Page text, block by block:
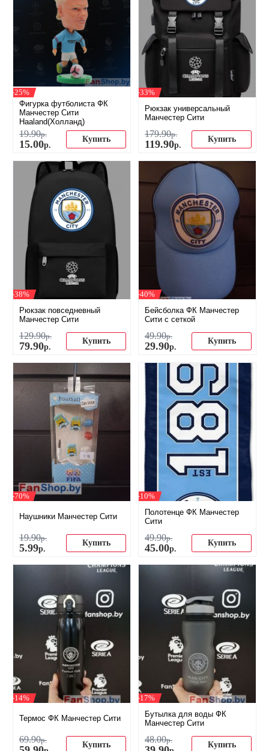
-25%
Фигурка футболиста ФК
Манчестер Сити
Haaland(Холланд)
19.90р.
15.00р.
Купить
-33%
Рюкзак универсальный
Манчестер Сити
179.90р.
119.90р.
Купить
-38%
Рюкзак повседневный
Манчестер Сити
129.90р.
79.90р.
Купить
-40%
Бейсболка ФК Манчестер
Сити с сеткой
49.90р.
29.90р.
Купить
-70%
Наушники Манчестер Сити
19.90р.
5.99р.
Купить
-10%
Полотенце ФК Манчестер
Сити
49.90р.
45.00р.
Купить
-14%
Термос ФК Манчестер Сити
69.90р. Купить
-17%
Бутылка для воды ФК
Манчестер Сити
48.00р. Купить